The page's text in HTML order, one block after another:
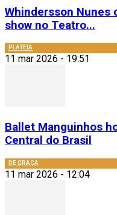
Whindersson Nunes
show no Teatro...
PLATEIA
11 mar 2026 - 19:51
Ballet Manguinhos
Central do Brasil
DE GRAÇA
11 mar 2026 - 12:04